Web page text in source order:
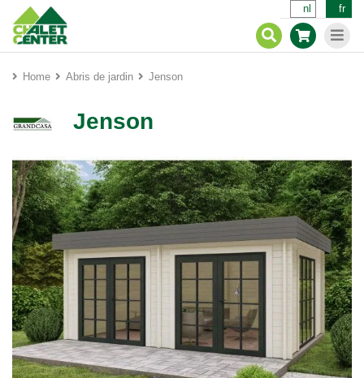
nl fr
Home Abris de jardin Jenson
Jenson